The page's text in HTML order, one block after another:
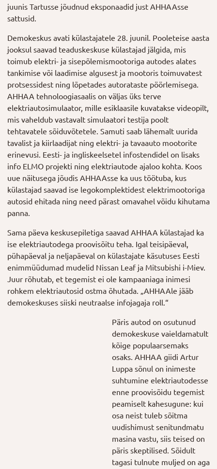
juunis Tartusse jõudnud eksponaadid just AHHAAsse
sattusid.
Demokeskus avati külastajatele 28. juunil. Pooleteise aasta
jooksul saavad teaduskeskuse külastajad jälgida, mis
toimub elektri- ja sisepõlemismootoriga autodes alates
tankimise või laadimise algusest ja mootoris toimuvatest
protsessidest ning lõpetades autorataste pöörlemisega.
AHHAA tehnoloogiasaalis on väljas üks terve
elektriautosimulaator, mille esiklaasile kuvatakse videopilt,
mis vaheldub vastavalt simulaatori testija poolt
tehtavatele sõiduvõtetele. Samuti saab lähemalt uurida
tavalist ja kiirlaadijat ning elektri- ja tavaauto mootorite
erinevusi. Eesti- ja ingliskeelsetel infostendidel on lisaks
info ELMO projekti ning elektriautode ajaloo kohta. Koos
uue näitusega jõudis AHHAAsse ka uus töötuba, kus
külastajad saavad ise legokomplektidest elektrimootoriga
autosid ehitada ning need pärast omavahel võidu kihutama
panna.
Sama päeva keskusepiletiga saavad AHHAA külastajad ka
ise elektriautodega proovisõitu teha. Igal teisipäeval,
pühapäeval ja neljapäeval on külastajate käsutuses Eesti
enimmüüdumad mudelid Nissan Leaf ja Mitsubishi i-Miev.
Juur rõhutab, et tegemist ei ole kampaaniaga inimesi
rohkem elektriautosid ostma õhutada. „AHHAAle jääb
demokeskuses siiski neutraalse infojagaja roll.“
Päris autod on osutunud
demokeskuse vaieldamatult
kõige populaarsemaks
osaks. AHHAA giidi Artur
Luppa sõnul on inimeste
suhtumine elektriautodesse
enne proovisõidu tegemist
peamiselt kahesugune: kui
osa neist tuleb sõitma
uudishimust senitundmatu
masina vastu, siis teised on
päris skeptilised. Sõidult
tagasi tulnute muljed on aga